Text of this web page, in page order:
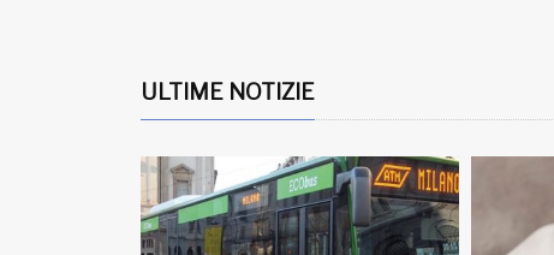
ULTIME NOTIZIE